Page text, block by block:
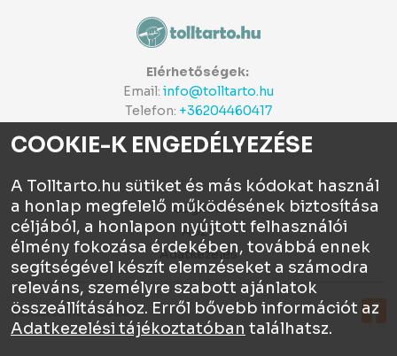
Elérhetőségek:
Email: info@tolltarto.hu
Telefon: +36204460417
Céginfo
ÁSZF
Adatkezelés
Tolltartó.hu © 2026
COOKIE-K ENGEDÉLYEZÉSE
A Tolltarto.hu sütiket és más kódokat használ
a honlap megfelelő működésének biztosítása
céljából, a honlapon nyújtott felhasználói
élmény fokozása érdekében, továbbá ennek
segítségével készít elemzéseket a számodra
releváns, személyre szabott ajánlatok
összeállításához. Erről bővebb információt az
Adatkezelési tájékoztatóban találhatsz.